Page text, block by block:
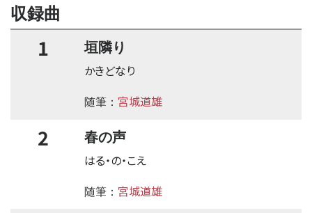
収録曲
1 垣隣り
かきどなり
随筆： 宮城道雄
2 春の声
はる・の・こえ
随筆： 宮城道雄